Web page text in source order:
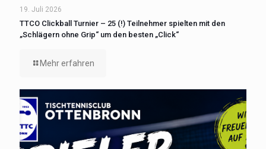
19. Juli 2026
TTCO Clickball Turnier – 25 (!) Teilnehmer spielten mit den
„Schlägern ohne Grip“ um den besten „Click“
Mehr erfahren